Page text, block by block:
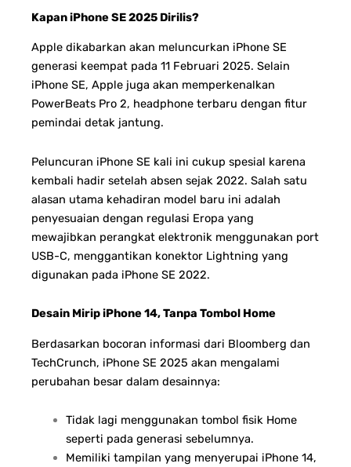
Kapan iPhone SE 2025 Dirilis?
Apple dikabarkan akan meluncurkan iPhone SE
generasi keempat pada 11 Februari 2025. Selain
iPhone SE, Apple juga akan memperkenalkan
PowerBeats Pro 2, headphone terbaru dengan fitur
pemindai detak jantung.
Peluncuran iPhone SE kali ini cukup spesial karena
kembali hadir setelah absen sejak 2022. Salah satu
alasan utama kehadiran model baru ini adalah
penyesuaian dengan regulasi Eropa yang
mewajibkan perangkat elektronik menggunakan port
USB-C, menggantikan konektor Lightning yang
digunakan pada iPhone SE 2022.
Desain Mirip iPhone 14, Tanpa Tombol Home
Berdasarkan bocoran informasi dari Bloomberg dan
TechCrunch, iPhone SE 2025 akan mengalami
perubahan besar dalam desainnya:
Tidak lagi menggunakan tombol fisik Home
seperti pada generasi sebelumnya.
Memiliki tampilan yang menyerupai iPhone 14,